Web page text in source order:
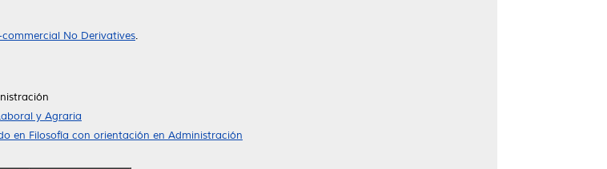
No Derivatives.
y Agraria
en Filosofía con orientación en Administración